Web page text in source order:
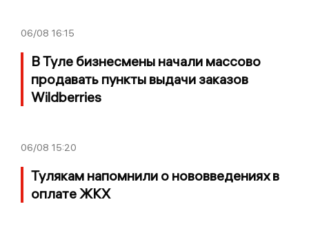
06/08 16:15
В Туле бизнесмены начали массово
продавать пункты выдачи заказов
Wildberries
06/08 15:20
Тулякам напомнили о нововведениях в
оплате ЖКХ